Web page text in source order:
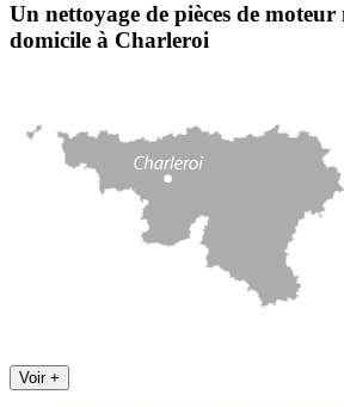
Un nettoyage de pièces de moteur
domicile à Charleroi
Voir +